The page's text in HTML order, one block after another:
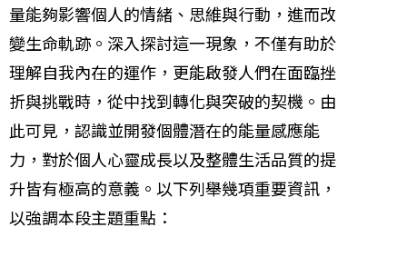
量能夠影響個人的情緒、思維與行動，進而改
變生命軌跡。深入探討這一現象，不僅有助於
理解自我內在的運作，更能啟發人們在面臨挫
折與挑戰時，從中找到轉化與突破的契機。由
此可見，認識並開發個體潛在的能量感應能
力，對於個人心靈成長以及整體生活品質的提
升皆有極高的意義。以下列舉幾項重要資訊，
以強調本段主題重點：